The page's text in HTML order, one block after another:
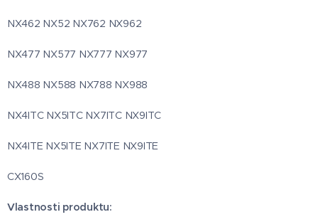
NX462 NX52 NX762 NX962
NX477 NX577 NX777 NX977
NX488 NX588 NX788 NX988
NX4ITC NX5ITC NX7ITC NX9ITC
NX4ITE NX5ITE NX7ITE NX9ITE
CX160S
Vlastnosti produktu: